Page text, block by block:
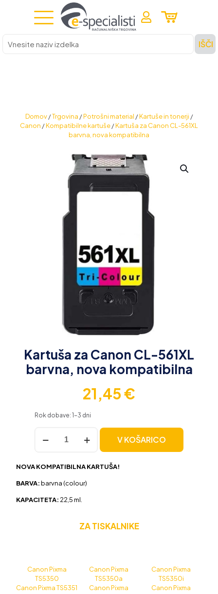
Vnesite
naziv
izdelka
IŠČI
Domov /Trgovina /Potrošni material /Kartuše in tonerji /
Canon /Kompatibilne kartuše/Kartuša za Canon CL-561XL
barvna, nova kompatibilna
Kartuša za Canon CL-561XL
barvna, nova kompatibilna
21,45€
Rok dobave: 1-3 dni
Kartuša
Canon
561XL
nova
kompatibilna
V KOŠARICO
NOVA KOMPATIBILNA KARTUŠA!
BARVA:barvna (colour)
KAPACITETA: 22,5 ml.
ZA TISKALNIKE
Canon Pixma
TS5350
Canon Pixma
TS5350a
Canon Pixma
TS5350i
Canon Pixma TS5351
Canon Pixma
Canon Pixma